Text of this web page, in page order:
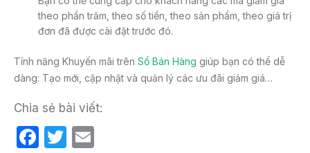
theo phần trăm, theo số tiền, theo sản phẩm, theo giá trị
đơn đã được cài đặt trước đó.
Tính năng Khuyến mãi trên Sổ Bán Hàng giúp bạn có thể dễ
dàng: Tạo mới, cập nhật và quản lý các ưu đãi giảm giá…
Chia sẻ bài viết:
F
T